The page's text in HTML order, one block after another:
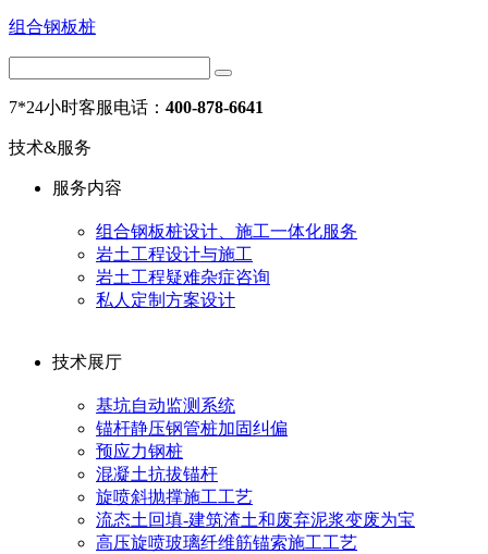
组合钢板桩
7*24小时客服电话： 400-878-6641
技术&服务
服务内容
组合钢板桩设计、施工一体化服务
岩土工程设计与施工
岩土工程疑难杂症咨询
私人定制方案设计
技术展厅
基坑自动监测系统
锚杆静压钢管桩加固纠偏
预应力钢桩
混凝土抗拔锚杆
旋喷斜抛撑施工工艺
流态土回填-建筑渣土和废弃泥浆变废为宝
高压旋喷玻璃纤维筋锚索施工工艺